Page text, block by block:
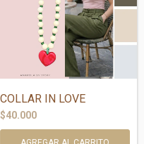
COLLAR IN LOVE
$40.000